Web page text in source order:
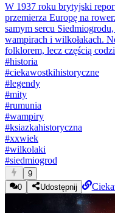
W 1937 roku brytyjski
przemierza Europę na
samym sercu
wampirach i wilkołakach.
folklorem, lecz częścią
#historia
#ciekawostkihistoryczne
#legendy
#mity
#rumunia
#wampiry
#ksiazkahistoryczna
#xxwiek
#wilkolaki
#siedmiogrod
9
0
Udostępnij